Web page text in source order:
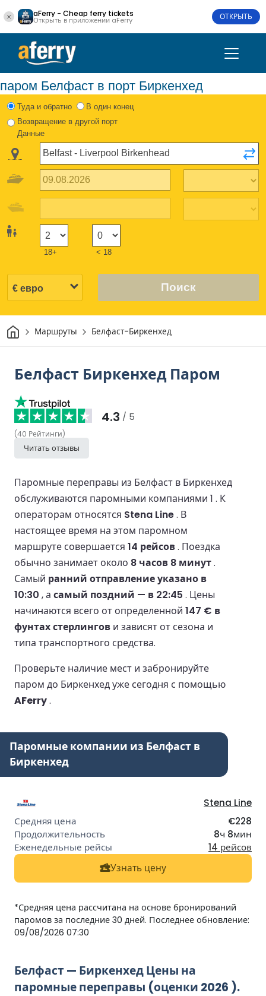
aFerry - Cheap ferry tickets
Открыть в приложении aFerry ОТКРЫТЬ
паром Белфаст в порт Биркенхед
Туда и обратно
В один конец
Возвращение в другой порт
Данные
18+ < 18
Поиск
ДомМаршруты Белфаст-Биркенхед
Белфаст Биркенхед Паром
4.3 / 5
(40 Рейтинги)
Читать отзывы
Паромные переправы из Белфаст в Биркенхед
обслуживаются паромными компаниями 1 . К
операторам относятся Stena Line. В
настоящее время на этом паромном
маршруте совершается 14 рейсов. Поездка
обычно занимает около 8 часов 8 минут.
Самый ранний отправление указано в
10:30 , а самый поздний — в 22:45 . Цены
начинаются всего от определенной 147 € в
фунтах стерлингов и зависят от сезона и
типа транспортного средства.
Проверьте наличие мест и забронируйте
паром до Биркенхед уже сегодня с помощью
AFerry.
Паромные компании из Белфаст в
Биркенхед
Stena Line
€228
8ч 8мин
14 рейсов
Узнать цену
*Средняя цена рассчитана на основе бронирований
паромов за последние 30 дней. Последнее обновление:
09/08/2026 07:30
Белфаст — Биркенхед Цены на
паромные переправы (оценки 2026 ).